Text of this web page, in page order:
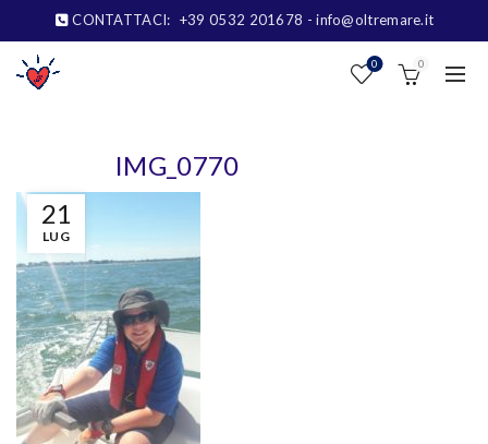
CONTATTACI: +39 0532 201678 - info@oltremare.it
0 0
21
LUG
IMG_0770